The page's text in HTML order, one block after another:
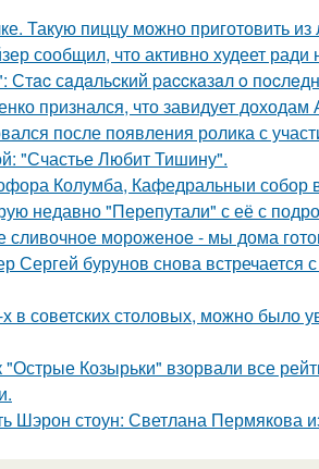
Такую пиццу можно приготовить
сообщил, что активно худеет
Стac сaдaльcкий paccкaзaл o
признался, что завидует доходам
после появления ролика с
"Счастье Любит Тишину".
Колумба, Кафедральныи собор
недавно "Перепутали" с её с
сливочное мороженое - мы дома
Сергей бурунов снова
х в советских столовых, можно было
"Острые Козырьки" взорвали все
Шэрон стоун: Светлана Пермякова